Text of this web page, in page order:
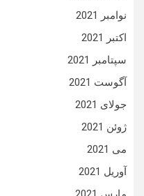
نوامبر 2021
اکتبر 2021
سپتامبر 2021
آگوست 2021
جولای 2021
ژوئن 2021
می 2021
آوریل 2021